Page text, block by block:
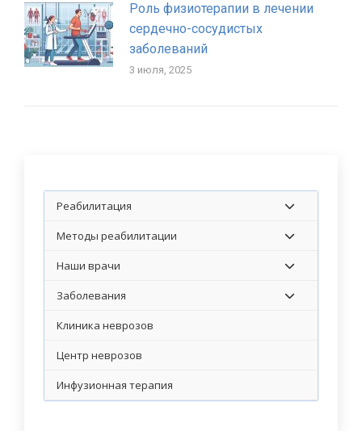
Роль физиотерапии в лечении
сердечно-сосудистых
заболеваний
3 июля, 2025
Реабилитация
Методы реабилитации
Наши врачи
Заболевания
Клиника неврозов
Центр неврозов
Инфузионная терапия